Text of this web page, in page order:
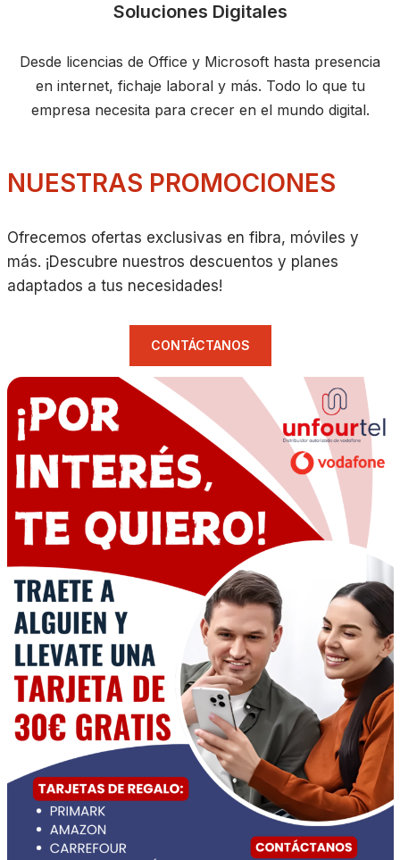
Soluciones Digitales
Desde licencias de Office y Microsoft hasta presencia
en internet, fichaje laboral y más. Todo lo que tu
empresa necesita para crecer en el mundo digital.
NUESTRAS PROMOCIONES
Ofrecemos ofertas exclusivas en fibra, móviles y
más. ¡Descubre nuestros descuentos y planes
adaptados a tus necesidades!
CONTÁCTANOS